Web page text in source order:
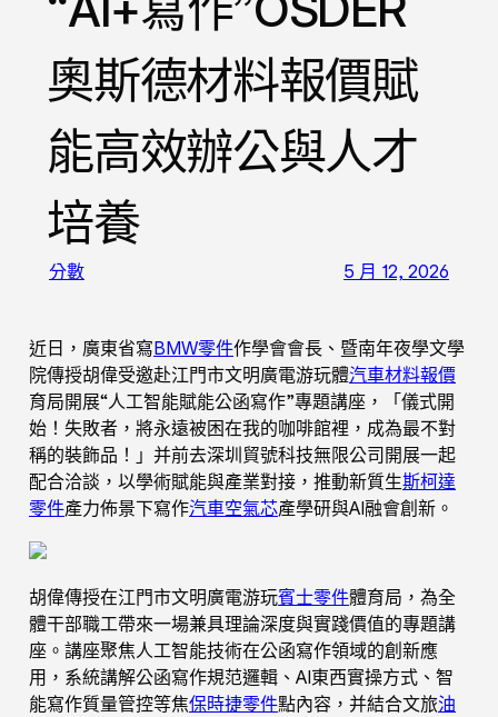
奧斯德材料報價賦
能高效辦公與人才
培養
分數 5 月 12, 2026
近日，廣東省寫BMW零件作學會會長、暨南年夜學文學
院傳授胡偉受邀赴江門市文明廣電游玩體汽車材料報價
育局開展“人工智能賦能公函寫作”專題講座，「儀式開
始！失敗者，將永遠被困在我的咖啡館裡，成為最不對
稱的裝飾品！」并前去深圳貿號科技無限公司開展一起
配合洽談，以學術賦能與產業對接，推動新質生斯柯達
零件產力佈景下寫作汽車空氣芯產學研與AI融會創新。
胡偉傳授在江門市文明廣電游玩賓士零件體育局，為全
體干部職工帶來一場兼具理論深度與實踐價值的專題講
座。講座聚焦人工智能技術在公函寫作領域的創新應
用，系統講解公函寫作規范邏輯、AI東西實操方式、智
能寫作質量管控等焦保時捷零件點內容，并結合文旅油